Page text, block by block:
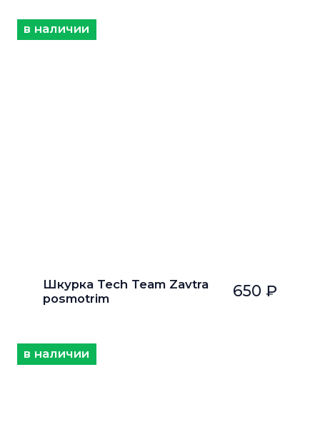
Шкурка Tech Team Zavtra
posmotrim
650 ₽
в наличии
в наличии